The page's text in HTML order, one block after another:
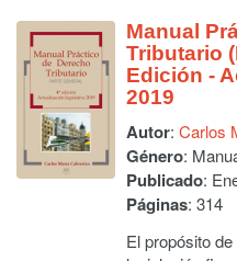
Manual
Tributario
Edición -
2019
Autor: Carlos
Género:
Publicado:
Páginas: 314
El propósito